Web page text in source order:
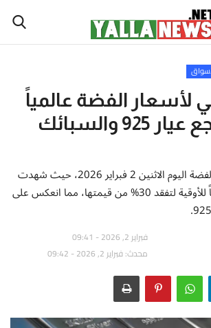
لأسعار الفضة عالمياً
ومحلياً.. تراجع عيار 925 والسبائك
تحديث لحظي لسعر الفضة اليوم الاثنين 2 فبراير 2026، حيث شهدت
الأسواق انهياراً تاريخياً للأوقية لتفقد 30% من قيمتها، مما انعكس على
فبراير 2, 2026 - 09:41
محدث: فبراير 2, 2026 - 09:42